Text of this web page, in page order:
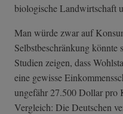
biologische Landwirtschaft
Man würde zwar auf
Selbstbeschränkung könnte
Studien zeigen, dass
eine gewisse
ungefähr 27.500 Dollar pro
Vergleich: Die Deutschen